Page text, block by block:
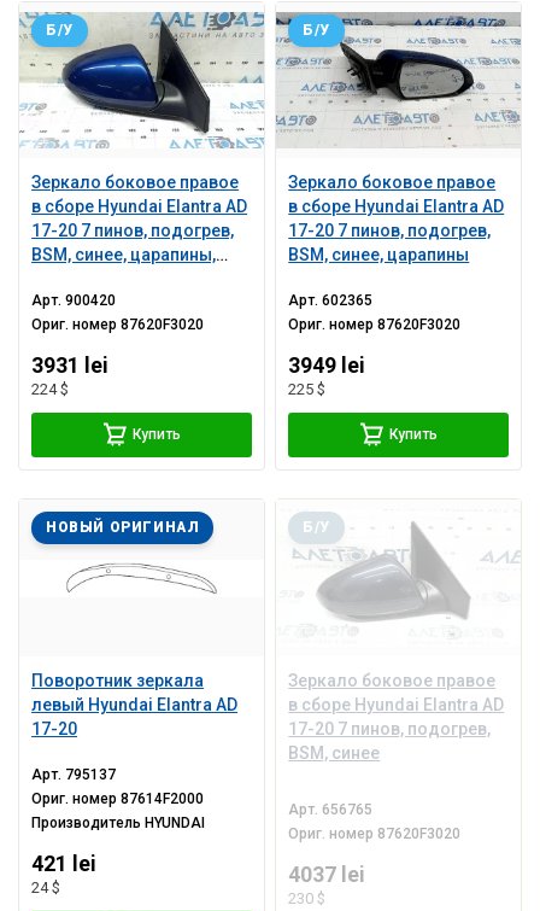
Зеркало боковое правое
в сборе Hyundai Elantra AD
17-20 7 пинов, подогрев,
BSM, синее, царапины,
Б/У
Арт.900420
Ориг. номер87620F3020
3931 lei
224 $
Купить
Зеркало боковое правое
в сборе Hyundai Elantra AD
17-20 7 пинов, подогрев,
BSM, синее, царапины
Б/У
Арт.602365
Ориг. номер87620F3020
3949 lei
225 $
Купить
Поворотник зеркала
левый Hyundai Elantra AD
17-20
НОВЫЙ ОРИГИНАЛ
Арт. 795137
Ориг. номер87614F2000
Производитель HYUNDAI
421 lei
24 $
Зеркало боковое правое
в сборе Hyundai Elantra AD
17-20 7 пинов, подогрев,
BSM, синее
Б/У
Арт. 656765
Ориг. номер 87620F3020
4037 lei
230 $